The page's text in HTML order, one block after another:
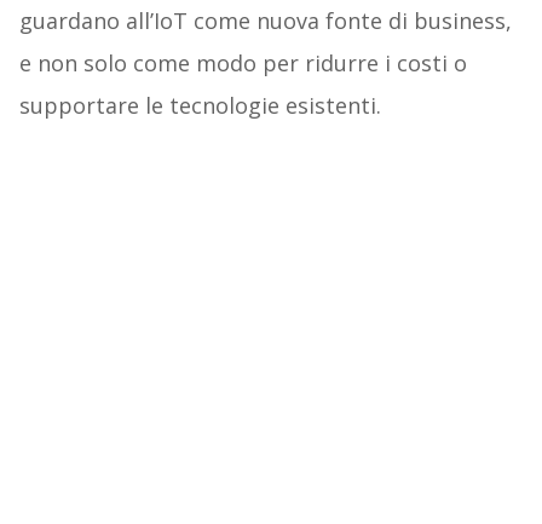
guardano all’IoT come nuova fonte di business,
e non solo come modo per ridurre i costi o
supportare le tecnologie esistenti.